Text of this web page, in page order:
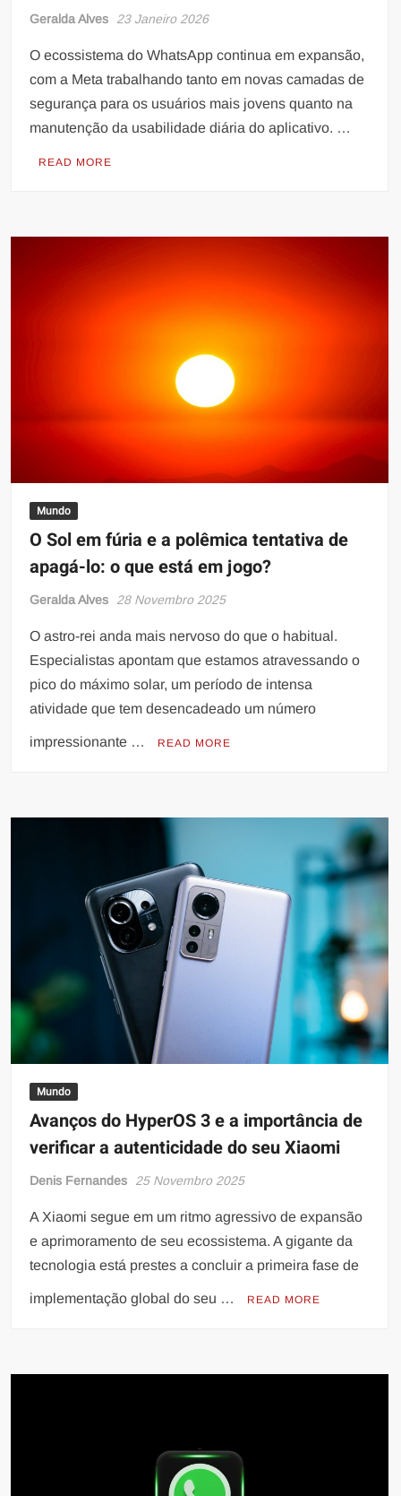
Geralda Alves 23 Janeiro 2026
O ecossistema do WhatsApp continua em expansão,
com a Meta trabalhando tanto em novas camadas de
segurança para os usuários mais jovens quanto na
manutenção da usabilidade diária do aplicativo. …
READ MORE
Mundo
O Sol em fúria e a polêmica tentativa de
apagá-lo: o que está em jogo?
Geralda Alves 28 Novembro 2025
O astro-rei anda mais nervoso do que o habitual.
Especialistas apontam que estamos atravessando o
pico do máximo solar, um período de intensa
atividade que tem desencadeado um número
impressionante … READ MORE
Mundo
Avanços do HyperOS 3 e a importância de
verificar a autenticidade do seu Xiaomi
Denis Fernandes 25 Novembro 2025
A Xiaomi segue em um ritmo agressivo de expansão
e aprimoramento de seu ecossistema. A gigante da
tecnologia está prestes a concluir a primeira fase de
implementação global do seu … READ MORE